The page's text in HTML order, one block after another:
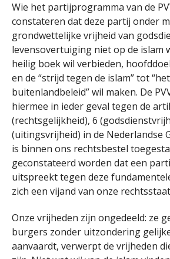
Wie het partijprogramma van de
constateren dat deze partij onder
grondwettelijke vrijheid van
levensovertuiging niet op de islam
heilig boek wil verbieden,
en de “strijd tegen de islam” tot
buitenlandbeleid” wil maken. De
hiermee in ieder geval tegen de
(rechtsgelijkheid), 6
(uitingsvrijheid) in de Nederlandse
is binnen ons rechtsbestel
geconstateerd worden dat een
uitspreekt tegen deze
zich een vijand van onze
Onze vrijheden zijn ongedeeld: ze
burgers zonder uitzondering
aanvaardt, verwerpt de vrijheden